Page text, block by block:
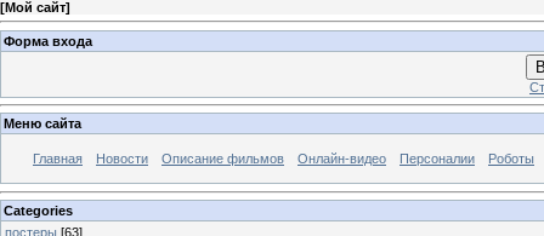
[Мой сайт]
Форма входа
Меню сайта
Главная Новости Описание фильмов Онлайн-видео Персоналии Роботы
Categories
постеры [63]